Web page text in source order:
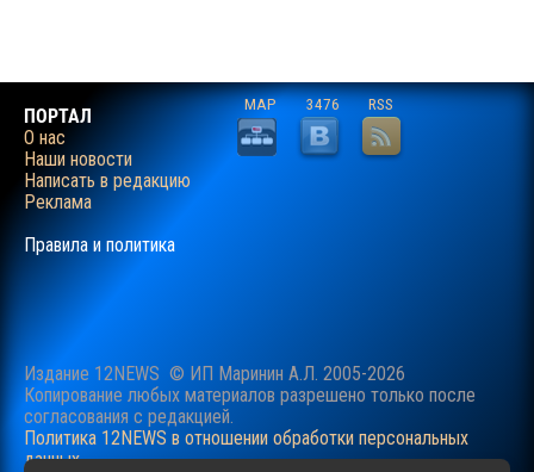
ПОРТАЛ
О нас
Наши новости
Написать в редакцию
Реклама
Правила и политика
MAP 3476 RSS
Издание 12NEWS © ИП Маринин А.Л. 2005-2026
Копирование любых материалов разрешено только после
согласования c редакцией.
Политика 12NEWS в отношении обработки персональных
данных